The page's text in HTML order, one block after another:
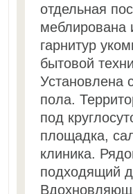
отдельная
меблирована
гарнитур
бытовой
Установлена
пола.
под
площадка,
клиника.
подходящий